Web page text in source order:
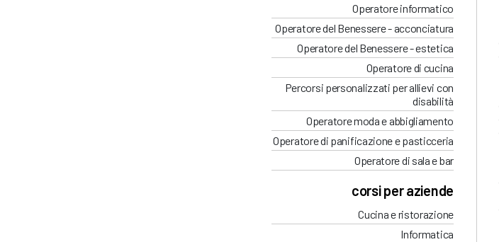
Operatore informatico
Operatore del Benessere - acconciatura
Operatore del Benessere - estetica
Operatore di cucina
Percorsi personalizzati per allievi con
disabilità
Operatore moda e abbigliamento
Operatore di panificazione e pasticceria
Operatore di sala e bar
corsi per aziende
Cucina e ristorazione
Informatica